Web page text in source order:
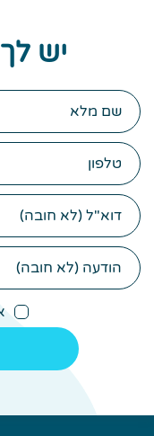
יש